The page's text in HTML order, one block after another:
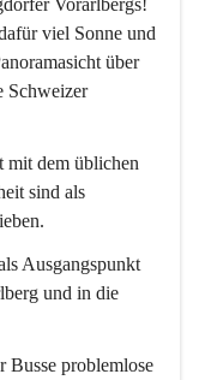
Vorarlbergs!
viel Sonne und
über
Schweizer
mit dem üblichen
sind als
Ausgangspunkt
und in die
Busse problemlose